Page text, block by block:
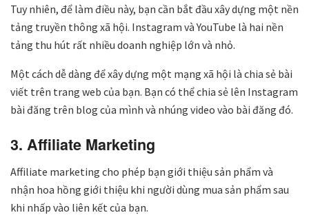
Tuy nhiên, để làm điều này, bạn cần bắt đầu xây dựng một nền
tảng truyền thông xã hội. Instagram và YouTube là hai nền
tảng thu hút rất nhiều doanh nghiệp lớn và nhỏ.
Một cách dễ dàng để xây dựng một mạng xã hội là chia sẻ bài
viết trên trang web của bạn. Bạn có thể chia sẻ lên Instagram
bài đăng trên blog của mình và nhúng video vào bài đăng đó.
3. Affiliate Marketing
Affiliate marketing cho phép bạn giới thiệu sản phẩm và
nhận hoa hồng giới thiệu khi người dùng mua sản phẩm sau
khi nhấp vào liên kết của bạn.